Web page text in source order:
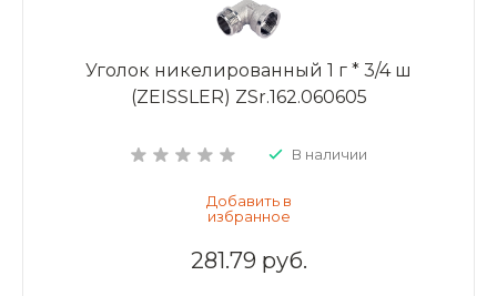
Уголок никелированный 1 г * 3/4 ш
(ZEISSLER) ZSr.162.060605
В наличии
281.79 руб.